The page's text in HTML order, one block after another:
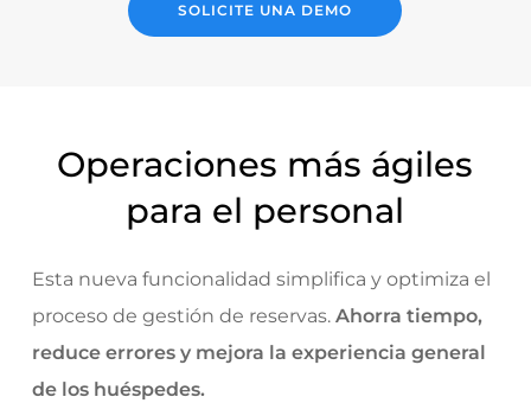
SOLICITE UNA DEMO
Operaciones más ágiles
para el personal
Esta nueva funcionalidad simplifica y optimiza el
proceso de gestión de reservas. Ahorra tiempo,
reduce errores y mejora la experiencia general
de los huéspedes.